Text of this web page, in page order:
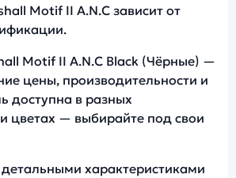
Motif II A.N.C зависит от
Motif II A.N.C Black (Чёрные) —
цены, производительности и
доступна в разных
цветах — выбирайте под свои
характеристиками